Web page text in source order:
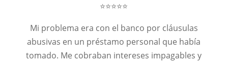
⭐⭐⭐⭐⭐
Mi problema era con el banco por cláusulas
abusivas en un préstamo personal que había
tomado. Me cobraban intereses impagables y